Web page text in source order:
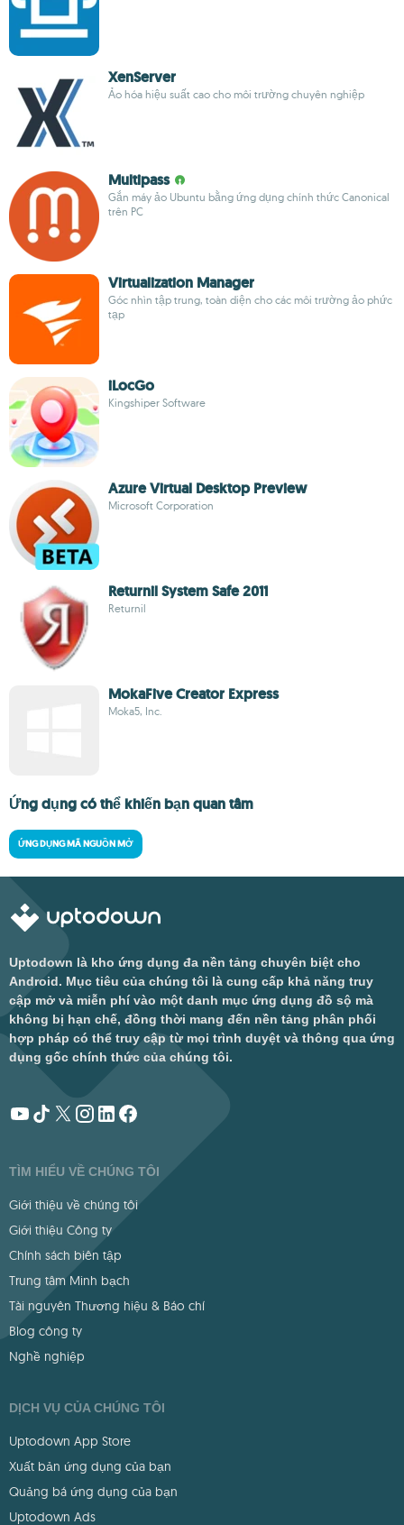
XenServer
Ảo hóa hiệu suất cao cho môi trường chuyên nghiệp
Multipass
Gắn máy ảo Ubuntu bằng ứng dụng chính thức Canonical
trên PC
Virtualization Manager
Góc nhìn tập trung, toàn diện cho các môi trường ảo phức
tạp
iLocGo
Kingshiper Software
Azure Virtual Desktop Preview
Microsoft Corporation
Returnil System Safe 2011
Returnil
MokaFive Creator Express
Moka5, Inc.
Ứng dụng có thể khiến bạn quan tâm
ỨNG DỤNG MÃ NGUỒN MỞ
Uptodown là kho ứng dụng đa nền tảng chuyên biệt cho
Android. Mục tiêu của chúng tôi là cung cấp khả năng truy
cập mở và miễn phí vào một danh mục ứng dụng đồ sộ mà
không bị hạn chế, đồng thời mang đến nền tảng phân phối
hợp pháp có thể truy cập từ mọi trình duyệt và thông qua ứng
dụng gốc chính thức của chúng tôi.
TÌM HIỂU VỀ CHÚNG TÔI
Giới thiệu về chúng tôi
Giới thiệu Công ty
Chính sách biên tập
Trung tâm Minh bạch
Tài nguyên Thương hiệu & Báo chí
Blog công ty
Nghề nghiệp
DỊCH VỤ CỦA CHÚNG TÔI
Uptodown App Store
Xuất bản ứng dụng của bạn
Quảng bá ứng dụng của bạn
Uptodown Ads